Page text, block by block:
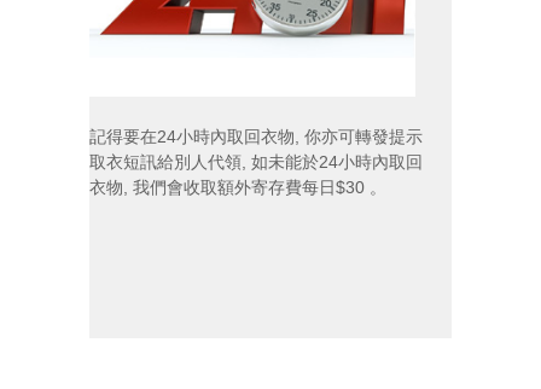
記得要在24小時內取回衣物, 你亦可轉發提示
取衣短訊給別人代領, 如未能於24小時內取回
衣物, 我們會收取額外寄存費每日$30 。